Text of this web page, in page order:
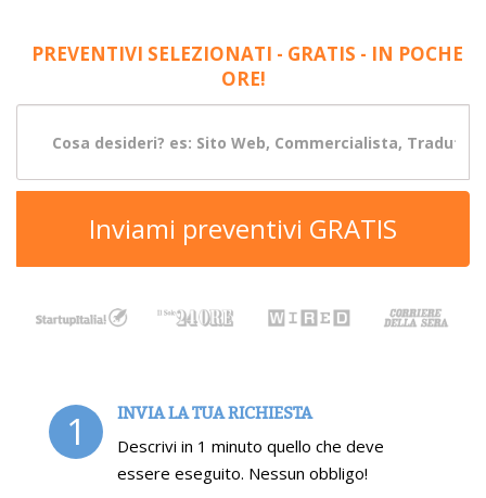
PREVENTIVI SELEZIONATI - GRATIS - IN POCHE
ORE!
Inviami preventivi GRATIS
1 INVIA LA TUA RICHIESTA
Descrivi in 1 minuto quello che deve
essere eseguito. Nessun obbligo!